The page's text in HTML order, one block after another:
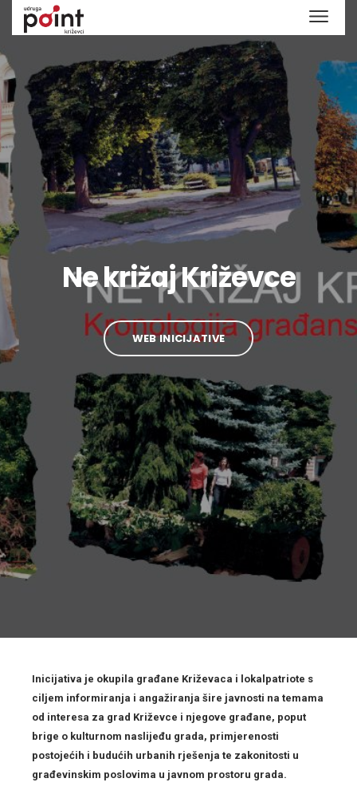
Ne križaj Križevce
WEB INICIJATIVE
Inicijativa je okupila građane Križevaca i lokalpatriote s
ciljem informiranja i angažiranja šire javnosti na temama
od interesa za grad Križevce i njegove građane, poput
brige o kulturnom naslijeđu grada, primjerenosti
postojećih i budućih urbanih rješenja te zakonitosti u
građevinskim poslovima u javnom prostoru grada.